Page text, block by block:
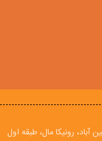
رونیکا مال، طبقه اول